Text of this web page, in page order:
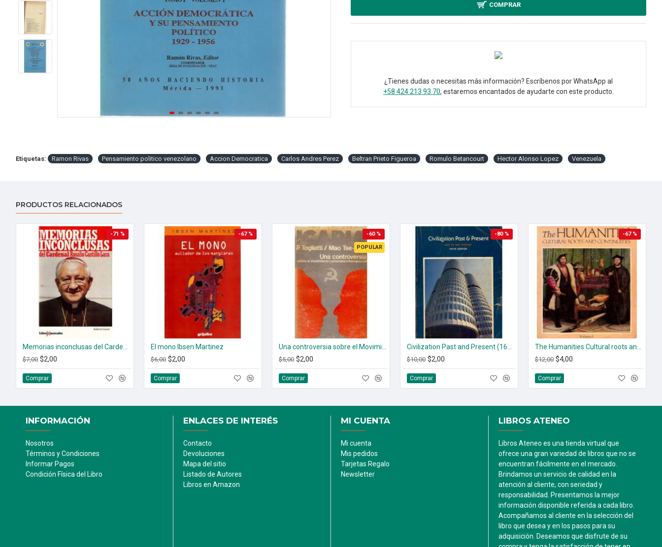
COMPRAR
¿Tienes dudas o necesitas más información? Escríbenos por WhatsApp al
+58 424 213 93 70, estaremos encantados de ayudarte con este producto.
Etiquetas: Ramon Rivas Pensamiento politico venezolano Accion Democratica Carlos Andres Perez Beltran Prieto Figueroa Romulo Betancourt Hector Alonso Lopez Venezuela
PRODUCTOS RELACIONADOS
-71 %
$7,00 $2,00
Comprar
-67 %
El mono Ibsen Martinez
$6,00 $2,00
Comprar
POPULAR
-60 %
$5,00 $2,00
Comprar
-80 %
$10,00 $2,00
Comprar
-67 %
$12,00 $4,00
Comprar
INFORMACIÓN
Nosotros
Términos y Condiciones
Informar Pagos
Condición Física del Libro
ENLACES DE INTERÉS
Contacto
Devoluciones
Mapa del sitio
Listado de Autores
Libros en Amazon
MI CUENTA
Mi cuenta
Mis pedidos
Tarjetas Regalo
Newsletter
LIBROS ATENEO
Libros Ateneo es una tienda virtual que
ofrece una gran variedad de libros que no se
encuentran fácilmente en el mercado.
Brindamos un servicio de calidad en la
atención al cliente, con seriedad y
responsabilidad. Presentamos la mejor
información disponible referida a cada libro.
Acompañamos al cliente en la selección del
libro que desea y en los pasos para su
adquisición. Deseamos que disfrute de su